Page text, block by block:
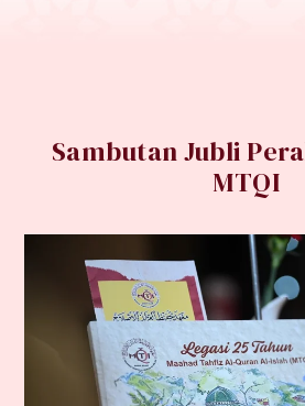
Sambutan Jubli
MTQI